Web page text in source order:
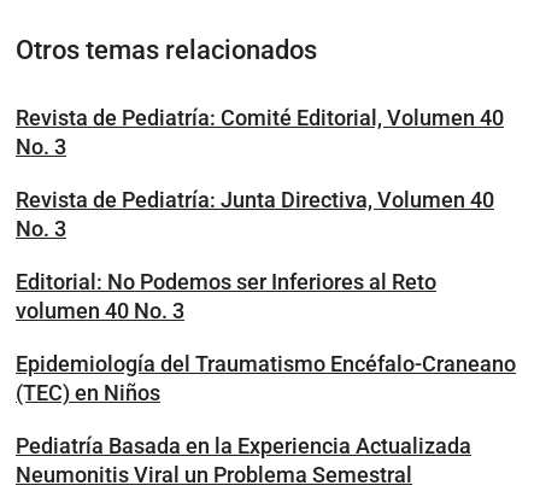
Otros temas relacionados
Revista de Pediatría: Comité Editorial, Volumen 40
No. 3
Revista de Pediatría: Junta Directiva, Volumen 40
No. 3
Editorial: No Podemos ser Inferiores al Reto
volumen 40 No. 3
Epidemiología del Traumatismo Encéfalo-Craneano
(TEC) en Niños
Pediatría Basada en la Experiencia Actualizada
Neumonitis Viral un Problema Semestral